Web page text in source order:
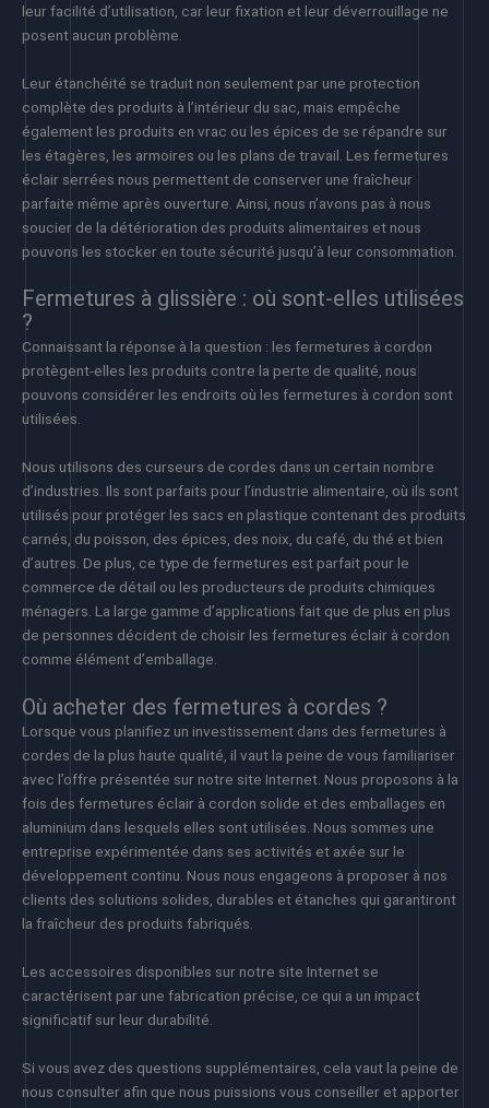
leur facilité d’utilisation, car leur fixation et leur déverrouillage ne
posent aucun problème.
Leur étanchéité se traduit non seulement par une protection
complète des produits à l’intérieur du sac, mais empêche
également les produits en vrac ou les épices de se répandre sur
les étagères, les armoires ou les plans de travail. Les fermetures
éclair serrées nous permettent de conserver une fraîcheur
parfaite même après ouverture. Ainsi, nous n’avons pas à nous
soucier de la détérioration des produits alimentaires et nous
pouvons les stocker en toute sécurité jusqu’à leur consommation.
Fermetures à glissière : où sont-elles utilisées
?
Connaissant la réponse à la question : les fermetures à cordon
protègent-elles les produits contre la perte de qualité, nous
pouvons considérer les endroits où les fermetures à cordon sont
utilisées.
Nous utilisons des curseurs de cordes dans un certain nombre
d’industries. Ils sont parfaits pour l’industrie alimentaire, où ils sont
utilisés pour protéger les sacs en plastique contenant des produits
carnés, du poisson, des épices, des noix, du café, du thé et bien
d’autres. De plus, ce type de fermetures est parfait pour le
commerce de détail ou les producteurs de produits chimiques
ménagers. La large gamme d’applications fait que de plus en plus
de personnes décident de choisir les fermetures éclair à cordon
comme élément d’emballage.
Où acheter des fermetures à cordes ?
Lorsque vous planifiez un investissement dans des fermetures à
cordes de la plus haute qualité, il vaut la peine de vous familiariser
avec l’offre présentée sur notre site Internet. Nous proposons à la
fois des fermetures éclair à cordon solide et des emballages en
aluminium dans lesquels elles sont utilisées. Nous sommes une
entreprise expérimentée dans ses activités et axée sur le
développement continu. Nous nous engageons à proposer à nos
clients des solutions solides, durables et étanches qui garantiront
la fraîcheur des produits fabriqués.
Les accessoires disponibles sur notre site Internet se
caractérisent par une fabrication précise, ce qui a un impact
significatif sur leur durabilité.
Si vous avez des questions supplémentaires, cela vaut la peine de
nous consulter afin que nous puissions vous conseiller et apporter